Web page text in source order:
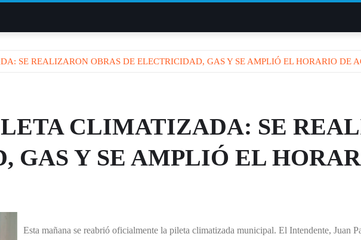
SE REALIZARON OBRAS DE ELECTRICIDAD, GAS Y SE AMPLIÓ EL HORARIO DE
CLIMATIZADA: SE
GAS Y SE AMPLIÓ EL
Esta mañana se reabrió oficialmente la pileta climatizada municipal. El Intendente, Juan